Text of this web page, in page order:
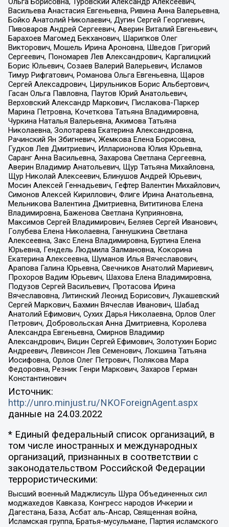
Васильева Анастасия Евгеньевна, Ривина Анна Валерьевна,
Бойко Анатолий Николаевич, Дугин Сергей Георгиевич,
Пивоваров Андрей Сергеевич, Аверин Виталий Евгеньевич,
Барахоев Магомед Бекханович, Шарипков Олег
Викторович, Мошель Ирина Ароновна, Шведов Григорий
Сергеевич, Пономарев Лев Александрович, Каргалицкий
Борис Юльевич, Созаев Валерий Валерьевич, Исламов
Тимур Рифгатович, Романова Ольга Евгеньевна, Щаров
Сергей Алексадрович, Цирульников Борис Альбертович,
Гасан Ольга Павловна, Паутов Юрий Анатольевич,
Верховский Александр Маркович, Пислакова-Паркер
Марина Петровна, Кочеткова Татьяна Владимировна,
Чуркина Наталья Валерьевна, Акимова Татьяна
Николаевна, Золотарева Екатерина Александровна,
Рачинский Ян Збигневич, Жемкова Елена Борисовна,
Гудков Лев Дмитриевич, Илларионова Юлия Юрьевна,
Саранг Анна Васильевна, Захарова Светлана Сергеевна,
Аверин Владимир Анатольевич, Щур Татьяна Михайловна,
Щур Николай Алексеевич, Блинушов Андрей Юрьевич,
Мосин Алексей Геннадьевич, Гефтер Валентин Михайлович,
Симонов Алексей Кириллович, Флиге Ирина Анатольевна,
Мельникова Валентина Дмитриевна, Вититинова Елена
Владимировна, Баженова Светлана Куприяновна,
Максимов Сергей Владимирович, Беляев Сергей Иванович,
Голубева Елена Николаевна, Ганнушкина Светлана
Алексеевна, Закс Елена Владимировна, Буртина Елена
Юрьевна, Гендель Людмила Залмановна, Кокорина
Екатерина Алексеевна, Шуманов Илья Вячеславович,
Арапова Галина Юрьевна, Свечников Анатолий Мариевич,
Прохоров Вадим Юрьевич, Шахова Елена Владимировна,
Подузов Сергей Васильевич, Протасова Ирина
Вячеславовна, Литинский Леонид Борисович, Лукашевский
Сергей Маркович, Бахмин Вячеслав Иванович, Шабад
Анатолий Ефимович, Сухих Дарья Николаевна, Орлов Олег
Петрович, Добровольская Анна Дмитриевна, Королева
Александра Евгеньевна, Смирнов Владимир
Александрович, Вицин Сергей Ефимович, Золотухин Борис
Андреевич, Левинсон Лев Семенович, Локшина Татьяна
Иосифовна, Орлов Олег Петрович, Полякова Мара
Федоровна, Резник Генри Маркович, Захаров Герман
Константинович
Источник:
http://unro.minjust.ru/NKOForeignAgent.aspx
данные на 24.03.2022
* Единый федеральный список организаций, в
том числе иностранных и международных
организаций, признанных в соответствии с
законодательством Российской Федерации
террористическими:
Высший военный Маджлисуль Шура Объединенных сил
моджахедов Кавказа, Конгресс народов Ичкерии и
Дагестана, База, Асбат аль-Ансар, Священная война,
Исламская группа, Братья-мусульмане, Партия исламского